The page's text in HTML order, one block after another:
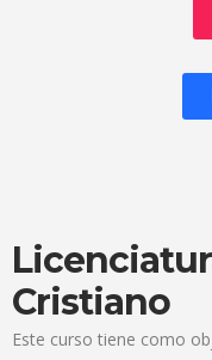
Cristiano
Este curso tiene como